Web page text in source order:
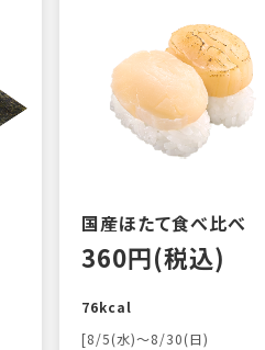
国産ほたて食べ比べ
360円(税込)
76kcal
[8/5(水)～8/30(日)